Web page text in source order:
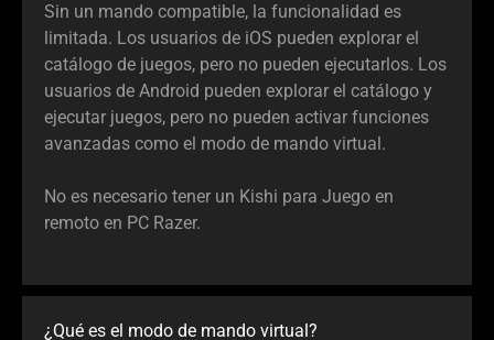
Sin un mando compatible, la funcionalidad es
limitada. Los usuarios de iOS pueden explorar el
catálogo de juegos, pero no pueden ejecutarlos. Los
usuarios de Android pueden explorar el catálogo y
ejecutar juegos, pero no pueden activar funciones
avanzadas como el modo de mando virtual.
No es necesario tener un Kishi para Juego en
remoto en PC Razer.
¿Qué es el modo de mando virtual?